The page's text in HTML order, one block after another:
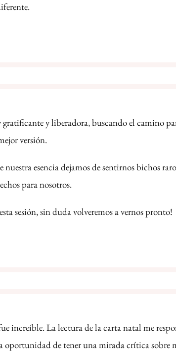
y liberadora, buscando el camino
versión.
nuestra esencia dejamos de sentirnos bichos
para nosotros.
sesión, sin duda volveremos a vernos pronto!
increíble. La lectura de la carta natal me
oportunidad de tener una mirada crítica sobre